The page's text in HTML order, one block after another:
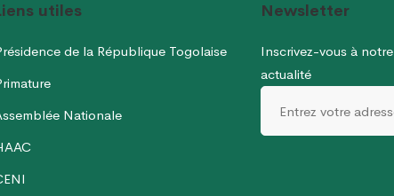
utiles
de la République Togolaise
Nationale
Newsletter
Inscrivez-vous à
actualité